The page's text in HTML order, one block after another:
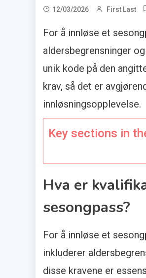
12/03/2026 First Last
For å innløse et
aldersbegrensninger
unik kode på den
krav, så det er
innløsningsopplevelse.
Key sections in
Hva er
sesongpass?
For å innløse et
inkluderer
disse kravene er